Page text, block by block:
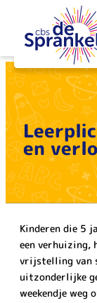
content
en
Kinderen die 5
een
vrijstelling van
uitzonderlijke
weekendje weg